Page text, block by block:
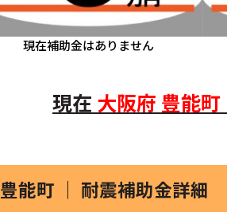
現在補助金はありません
現在 大阪府 豊能町
豊能町 ｜ 耐震補助金詳細